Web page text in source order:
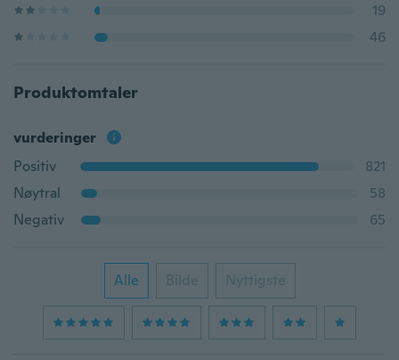
19
46
Produktomtaler
vurderinger
Positiv
821
Nøytral
58
Negativ
65
Alle Bilde Nyttigste